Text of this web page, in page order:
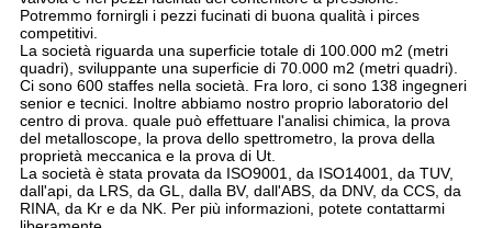
Potremmo fornirgli i pezzi fucinati di buona qualità i pirces
competitivi.
La società riguarda una superficie totale di 100.000 m2 (metri
quadri), sviluppante una superficie di 70.000 m2 (metri quadri).
Ci sono 600 staffes nella società. Fra loro, ci sono 138 ingegneri
senior e tecnici. Inoltre abbiamo nostro proprio laboratorio del
centro di prova. quale può effettuare l'analisi chimica, la prova
del metalloscope, la prova dello spettrometro, la prova della
proprietà meccanica e la prova di Ut.
La società è stata provata da ISO9001, da ISO14001, da TUV,
dall'api, da LRS, da GL, dalla BV, dall'ABS, da DNV, da CCS, da
RINA, da Kr e da NK. Per più informazioni, potete contattarmi